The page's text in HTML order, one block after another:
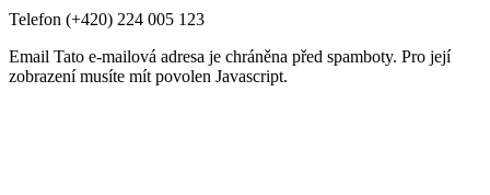
Telefon (+420) 224 005 123
Email Tato e-mailová adresa je chráněna před spamboty. Pro její
zobrazení musíte mít povolen Javascript.